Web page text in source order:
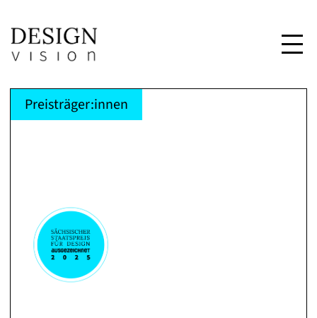
Preisträger:innen